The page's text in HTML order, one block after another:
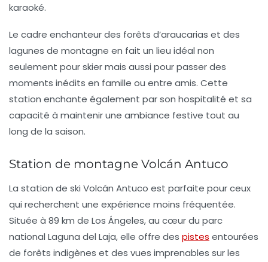
karaoké.
Le cadre enchanteur des forêts d’araucarias et des
lagunes de montagne en fait un lieu idéal non
seulement pour skier mais aussi pour passer des
moments inédits en famille ou entre amis. Cette
station enchante également par son hospitalité et sa
capacité à maintenir une ambiance festive tout au
long de la saison.
Station de montagne Volcán Antuco
La station de ski Volcán Antuco est parfaite pour ceux
qui recherchent une expérience moins fréquentée.
Située à 89 km de Los Ángeles, au cœur du parc
national Laguna del Laja, elle offre des pistes entourées
de forêts indigènes et des vues imprenables sur les